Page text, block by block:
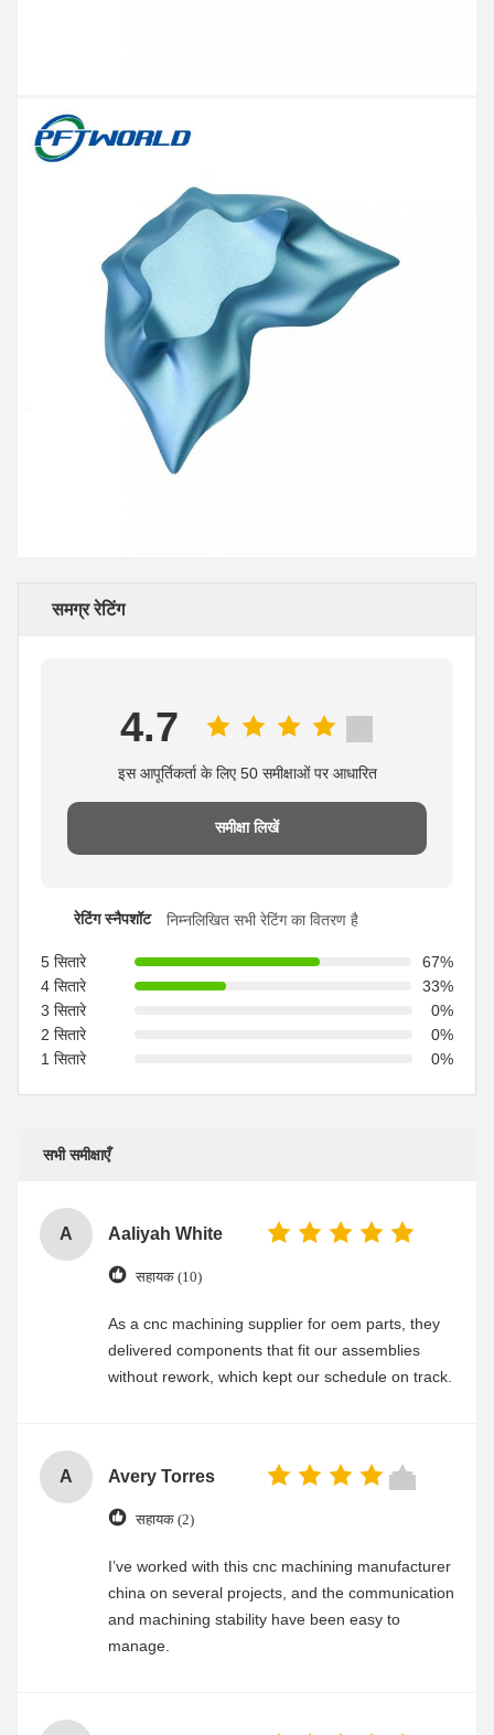
समग्र रेटिंग
4.7
इस आपूर्तिकर्ता के लिए 50 समीक्षाओं पर आधारित
समीक्षा लिखें
रेटिंग स्नैपशॉट निम्नलिखित सभी रेटिंग का वितरण है
5 सितारे
67%
4 सितारे
33%
3 सितारे
0%
2 सितारे
0%
1 सितारे
0%
सभी समीक्षाएँ
A Aaliyah White
सहायक (10)
As a cnc machining supplier for oem parts, they
delivered components that fit our assemblies
without rework, which kept our schedule on track.
A Avery Torres
सहायक (2)
I’ve worked with this cnc machining manufacturer
china on several projects, and the communication
and machining stability have been easy to
manage.